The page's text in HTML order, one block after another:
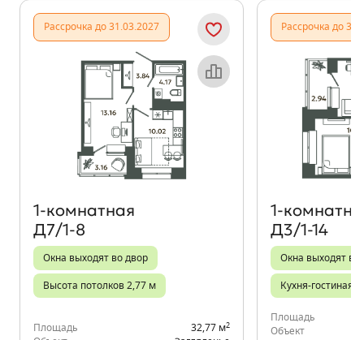
Рассрочка до 31.03.2027
Объект месяца
1‑комнатная
Д7/1-8
Окна выходят во двор
Высота потолков 2,77 м
Площадь 32,77 м2
Рассрочка до
Д3/1-14
Окна выходят во
Кухня-гостиная
Площадь
Объект